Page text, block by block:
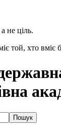
не ціль.
той, хто вміє